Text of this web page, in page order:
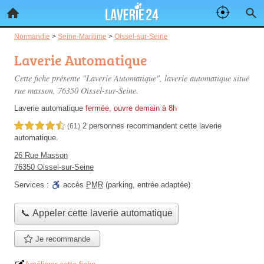
Normandie > Seine-Maritime > Oissel-sur-Seine
Laverie Automatique
Cette fiche présente "Laverie Automatique", laverie automatique situé
rue masson, 76350 Oissel-sur-Seine.
Laverie automatique fermée, ouvre demain à 8h
4,5 étoiles sur 5 (61) 2 personnes recommandent cette laverie
automatique.
26 Rue Masson
76350 Oissel-sur-Seine
Services :
accès PMR (parking, entrée adaptée)
📞 Appeler cette laverie automatique
Je recommande